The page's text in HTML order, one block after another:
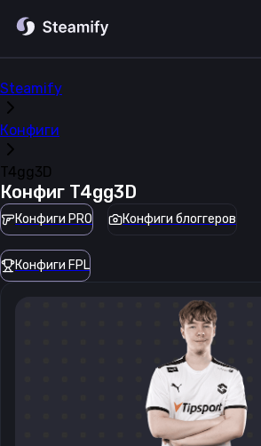
Steamify
Конфиги
T4gg3D
Конфиг T4gg3D
Конфиги PRO Конфиги блоггеров
Конфиги FPL